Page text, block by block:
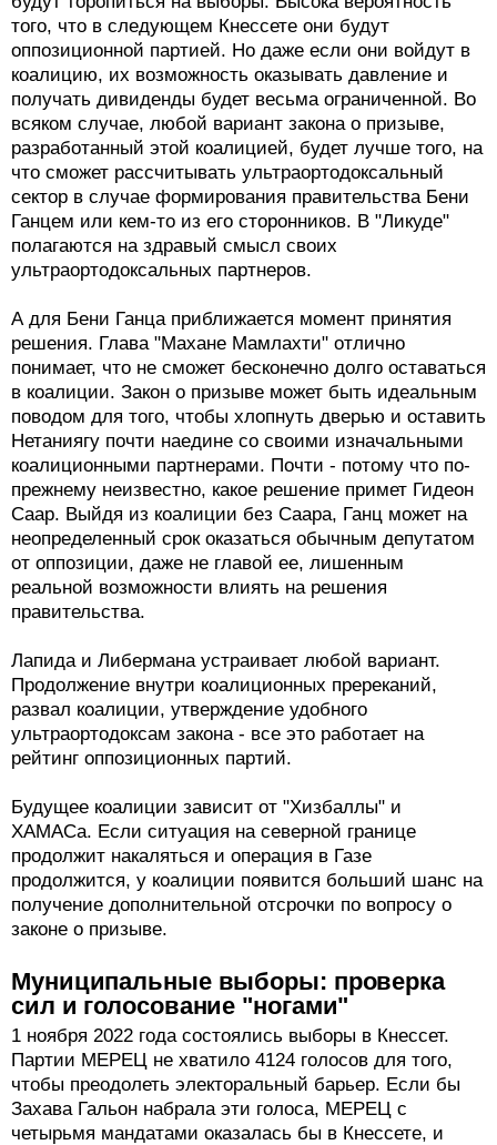
того, что в следующем Кнессете они будут
оппозиционной партией. Но даже если они войдут в
коалицию, их возможность оказывать давление и
получать дивиденды будет весьма ограниченной. Во
всяком случае, любой вариант закона о призыве,
разработанный этой коалицией, будет лучше того, на
что сможет рассчитывать ультраортодоксальный
сектор в случае формирования правительства Бени
Ганцем или кем-то из его сторонников. В "Ликуде"
полагаются на здравый смысл своих
ультраортодоксальных партнеров.
А для Бени Ганца приближается момент принятия
решения. Глава "Махане Мамлахти" отлично
понимает, что не сможет бесконечно долго оставаться
в коалиции. Закон о призыве может быть идеальным
поводом для того, чтобы хлопнуть дверью и оставить
Нетаниягу почти наедине со своими изначальными
коалиционными партнерами. Почти - потому что по-
прежнему неизвестно, какое решение примет Гидеон
Саар. Выйдя из коалиции без Саара, Ганц может на
неопределенный срок оказаться обычным депутатом
от оппозиции, даже не главой ее, лишенным
реальной возможности влиять на решения
правительства.
Лапида и Либермана устраивает любой вариант.
Продолжение внутри коалиционных пререканий,
развал коалиции, утверждение удобного
ультраортодоксам закона - все это работает на
рейтинг оппозиционных партий.
Будущее коалиции зависит от "Хизбаллы" и
ХАМАСа. Если ситуация на северной границе
продолжит накаляться и операция в Газе
продолжится, у коалиции появится больший шанс на
получение дополнительной отсрочки по вопросу о
законе о призыве.
Муниципальные выборы: проверка
сил и голосование "ногами"
1 ноября 2022 года состоялись выборы в Кнессет.
Партии МЕРЕЦ не хватило 4124 голосов для того,
чтобы преодолеть электоральный барьер. Если бы
Захава Гальон набрала эти голоса, МЕРЕЦ с
четырьмя мандатами оказалась бы в Кнессете, и